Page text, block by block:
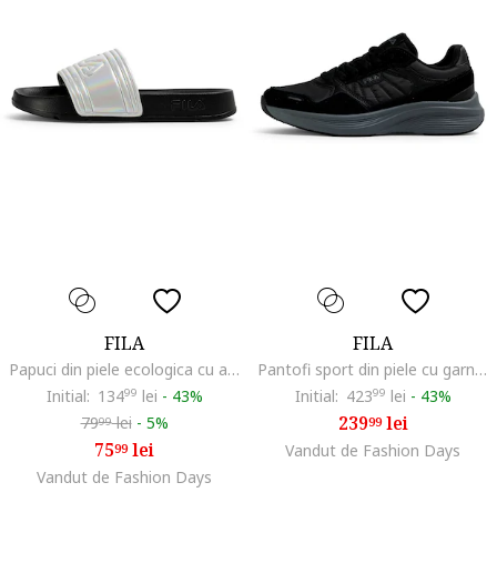
FILA
Papuci din piele ecologica cu aspect holografic Morro, Negru/Gri deschis
Initial: 13499 lei - 43%
7999lei - 5%
7599lei
Vandut de Fashion Days
FILA
Pantofi sport din piele cu garnituri din material textil Skyleap, Negru
Initial: 42399 lei - 43%
23999lei
Vandut de Fashion Days